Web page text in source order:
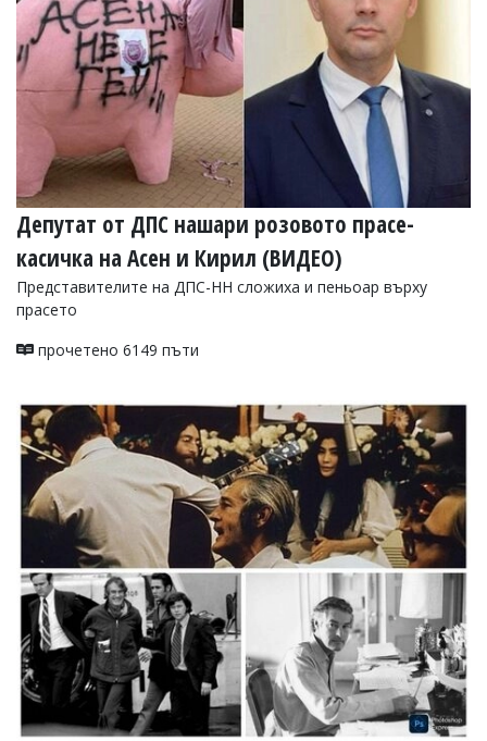
Депутат от ДПС нашари розовото прасе-
касичка на Асен и Кирил (ВИДЕО)
Представителите на ДПС-НН сложиха и пеньоар върху
прасето
прочетено 6149 пъти